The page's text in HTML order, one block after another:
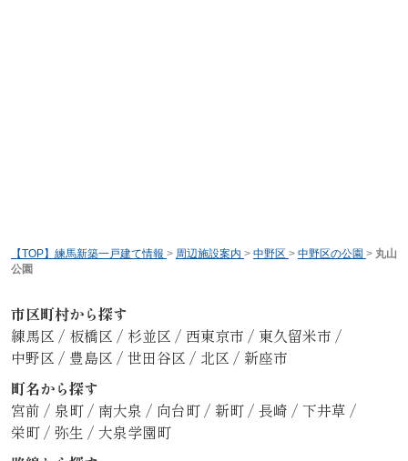
【TOP】練馬新築一戸建て情報 > 周辺施設案内 > 中野区 > 中野区の公園 > 丸山
公園
市区町村から探す
練馬区 / 板橋区 / 杉並区 / 西東京市 / 東久留米市 /
中野区 / 豊島区 / 世田谷区 / 北区 / 新座市
町名から探す
宮前 / 泉町 / 南大泉 / 向台町 / 新町 / 長崎 / 下井草 /
栄町 / 弥生 / 大泉学園町